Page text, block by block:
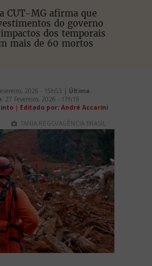
CUT-MG afirma que
do governo
dos temporais
mais de 60 mortos
2026 - 15h53 | Última
27 Fevereiro, 2026 - 17h19
| Editado por: André Accarini
TANIA REGO/AGÊNCIA BRASIL